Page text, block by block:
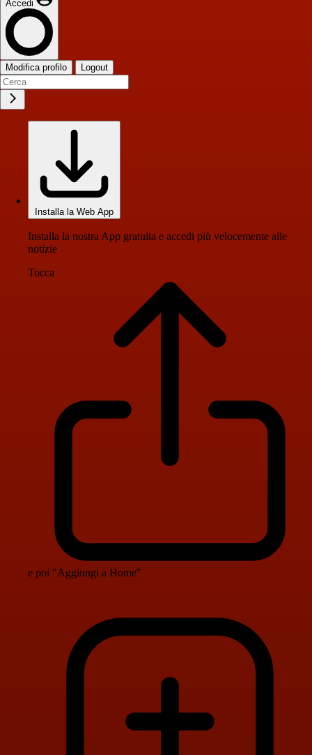
Accedi
Modifica profilo Logout
Installa la Web App
Installa la nostra App gratuita e accedi più velocemente alle
notizie
Tocca
e poi "Aggiungi a Home"